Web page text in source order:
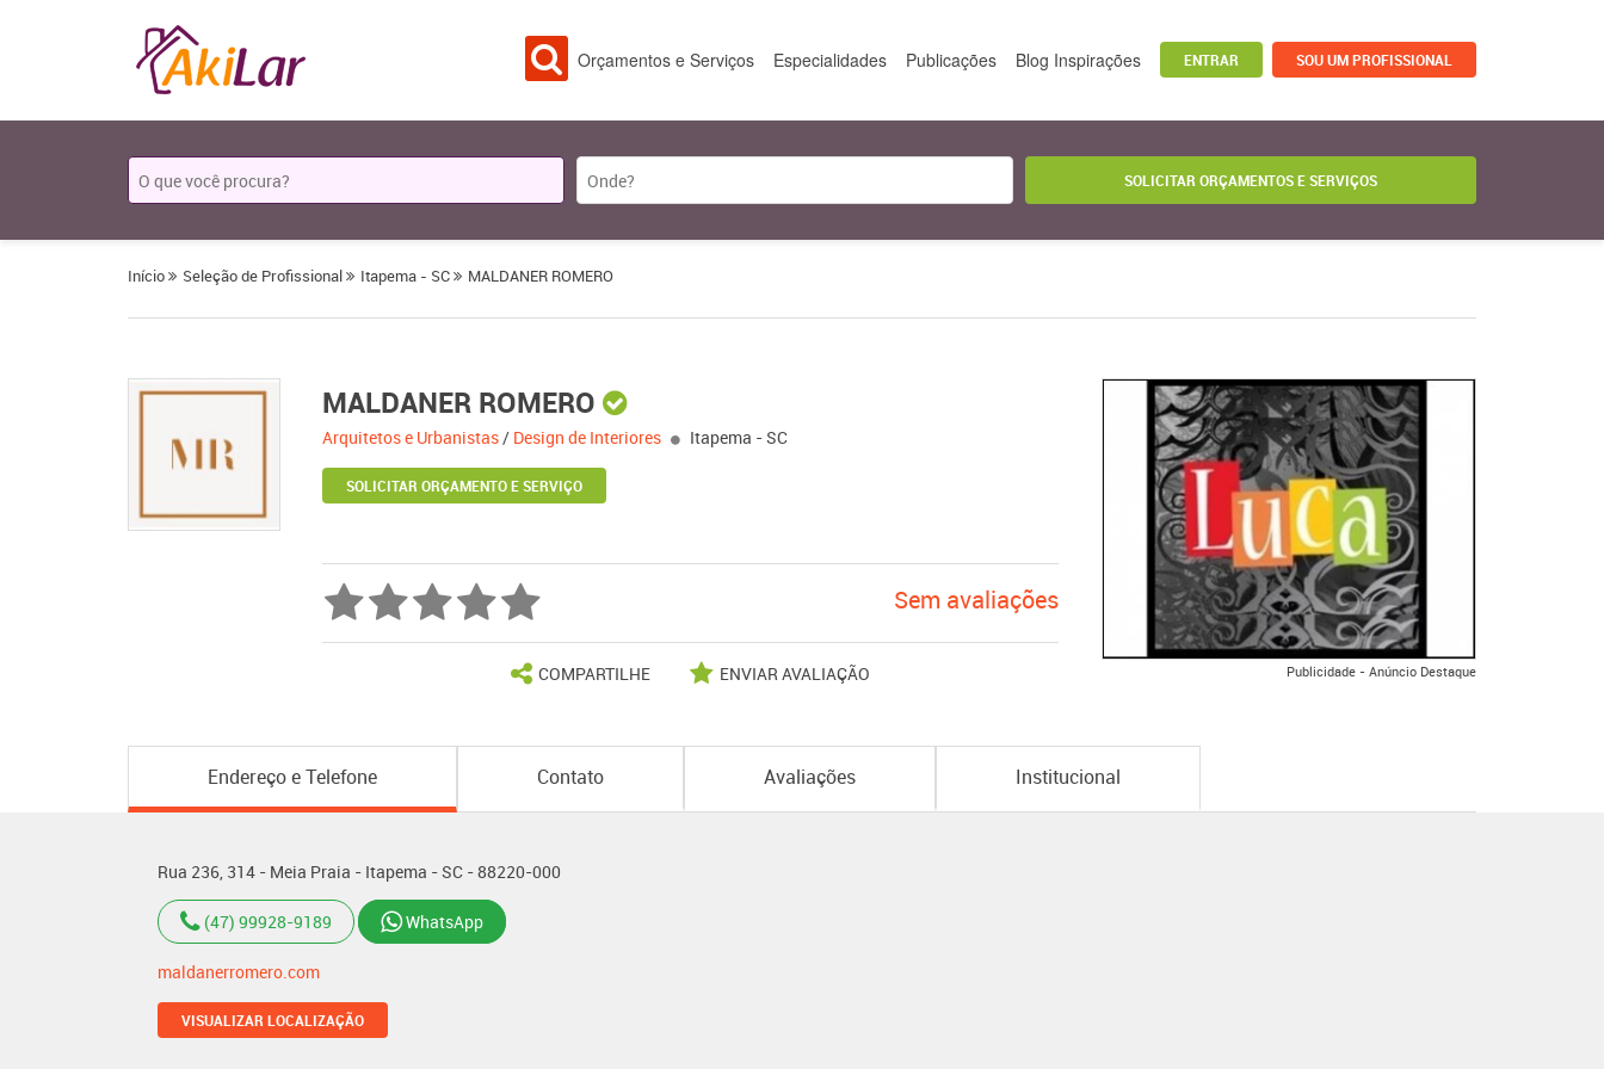
ENTRAR SOU UM PROFISSIONAL
Orçamentos e Serviços Especialidades Publicações Blog Inspirações
Início Seleção de Profissional Itapema - SC MALDANER ROMERO
MALDANER ROMERO
Arquitetos e Urbanistas/ Design de Interiores Itapema - SC
SOLICITAR ORÇAMENTO E SERVIÇO
Sem avaliações
COMPARTILHE ENVIAR AVALIAÇÃO Publicidade - Anúncio Destaque
Endereço e Telefone Contato Avaliações Institucional
Rua 236, 314 - Meia Praia - Itapema - SC - 88220-000
(47) 99928-9189 WhatsApp
maldanerromero.com
VISUALIZAR LOCALIZAÇÃO